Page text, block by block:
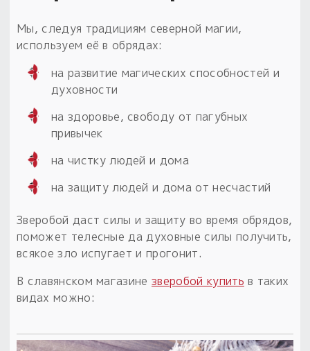
Мы, следуя традициям северной магии,
используем её в обрядах:
на развитие магических способностей и
духовности
на здоровье, свободу от пагубных
привычек
на чистку людей и дома
на защиту людей и дома от несчастий
Зверобой даст силы и защиту во время обрядов,
поможет телесные да духовные силы получить,
всякое зло испугает и прогонит.
В славянском магазинезверобой купить в таких
видах можно: